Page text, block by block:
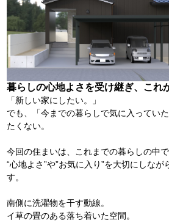
暮らしの心地よさを受け継ぎ、これ
「新しい家にしたい。」
でも、「今までの暮らしで気に入ってい
たくない。
今回の住まいは、これまでの暮らしの中
“心地よさ”や”お気に入り”を大切にしな
す。
南側に洗濯物を干す動線。
イ草の畳のある落ち着いた空間。